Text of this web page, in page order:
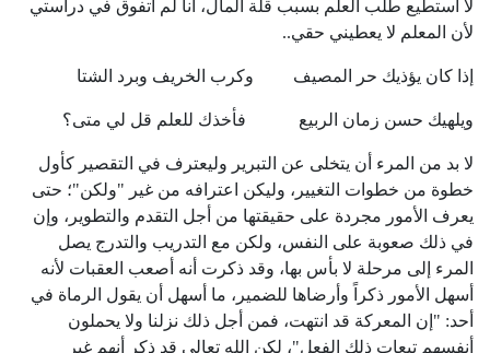
لا أستطيع طلب العلم بسبب قلة المال، أنا لم أتفوق في دراستي
لأن المعلم لا يعطيني حقي..
إذا كان يؤذيك حر المصيف وكرب الخريف وبرد الشتا
ويلهيك حسن زمان الربيع فأخذك للعلم قل لي متى؟
لا بد من المرء أن يتخلى عن التبرير وليعترف في التقصير كأول
خطوة من خطوات التغيير، وليكن اعترافه من غير "ولكن"؛ حتى
يعرف الأمور مجردة على حقيقتها من أجل التقدم والتطوير، وإن
في ذلك صعوبة على النفس، ولكن مع التدريب والتدرج يصل
المرء إلى مرحلة لا بأس بها، وقد ذكرت أنه أصعب العقبات لأنه
أسهل الأمور ذكراً وأرضاها للضمير، ما أسهل أن يقول الرماة في
أحد: "إن المعركة قد انتهت، فمن أجل ذلك نزلنا ولا يحملون
أنفسهم تبعات ذلك الفعل"، لكن الله تعالى قد ذكر أنهم غير